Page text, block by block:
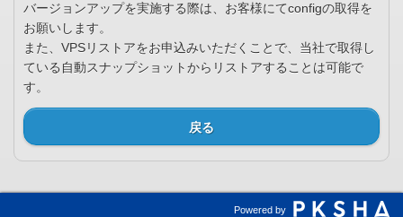
バージョンアップを実施する際は、お客様にてconfigの取得を
お願いします。
また、VPSリストアをお申込みいただくことで、当社で取得し
ている自動スナップショットからリストアすることは可能で
す。
戻る
Powered by